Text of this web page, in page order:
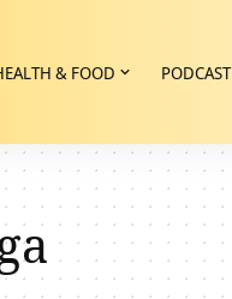
& FOOD PODCAST